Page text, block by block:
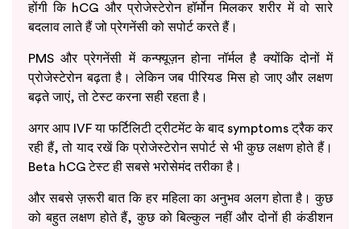
होंगी कि hCG और प्रोजेस्टेरोन हॉर्मोन मिलकर शरीर में वो सारे
बदलाव लाते हैं जो प्रेगनेंसी को सपोर्ट करते हैं।
PMS और प्रेगनेंसी में कन्फ्यूज़न होना नॉर्मल है क्योंकि दोनों में
प्रोजेस्टेरोन बढ़ता है। लेकिन जब पीरियड मिस हो जाए और लक्षण
बढ़ते जाएं, तो टेस्ट करना सही रहता है।
अगर आप IVF या फर्टिलिटी ट्रीटमेंट के बाद symptoms ट्रैक कर
रही हैं, तो याद रखें कि प्रोजेस्टेरोन सपोर्ट से भी कुछ लक्षण होते हैं।
Beta hCG टेस्ट ही सबसे भरोसेमंद तरीका है।
और सबसे ज़रूरी बात कि हर महिला का अनुभव अलग होता है। कुछ
को बहुत लक्षण होते हैं, कुछ को बिल्कुल नहीं और दोनों ही कंडीशन